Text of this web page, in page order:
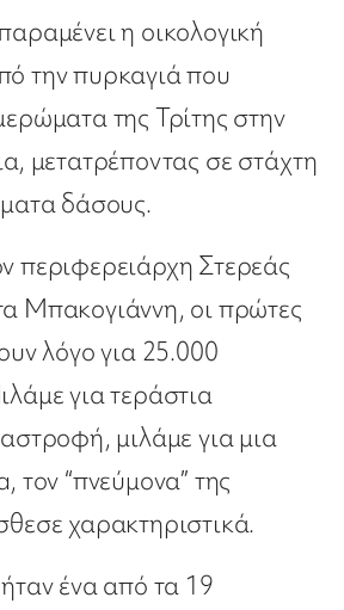
η οικολογική
την πυρκαγιά που
της Τρίτης στην
μετατρέποντας σε στάχτη
δάσους.
περιφερειάρχη Στερεάς
Μπακογιάννη, οι πρώτες
λόγο για 25.000
για τεράστια
μιλάμε για μια
τον “πνεύμονα” της
χαρακτηριστικά.
ένα από τα 19